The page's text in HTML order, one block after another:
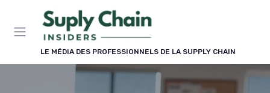
LE MÉDIA DES PROFESSIONNELS DE LA SUPPLY CHAIN
Panneau de gestion des cookies